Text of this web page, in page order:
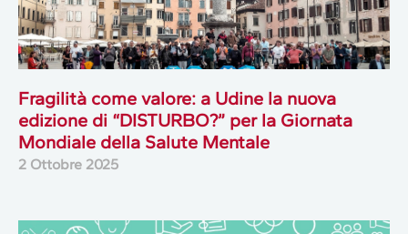
Fragilità come valore: a Udine la nuova
edizione di “DISTURBO?” per la Giornata
Mondiale della Salute Mentale
2 Ottobre 2025